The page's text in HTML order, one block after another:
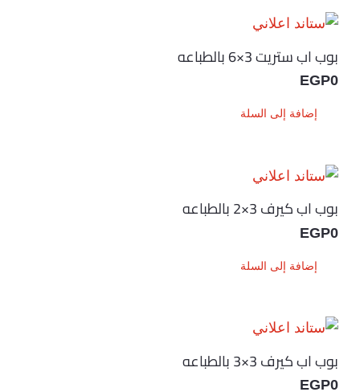
بوب اب ستريت 3×6 بالطباعه
EGP0
إضافة إلى السلة
بوب اب كيرف 3×2 بالطباعه
EGP0
إضافة إلى السلة
بوب اب كيرف 3×3 بالطباعه
EGP0